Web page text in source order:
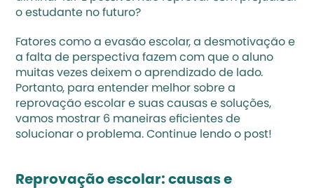
o estudante no futuro?
Fatores como a evasão escolar, a desmotivação e
a falta de perspectiva fazem com que o aluno
muitas vezes deixem o aprendizado de lado.
Portanto, para entender melhor sobre a
reprovação escolar e suas causas e soluções,
vamos mostrar 6 maneiras eficientes de
solucionar o problema. Continue lendo o post!
Reprovação escolar: causas e